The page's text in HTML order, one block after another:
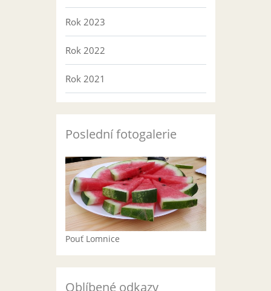
Rok 2023
Rok 2022
Rok 2021
Poslední fotogalerie
Pouť Lomnice
Oblíbené odkazy